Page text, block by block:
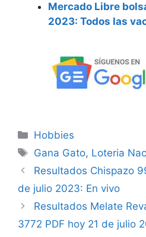
Mercado Libre
2023: Todos las
Categorías
Hobbies
Etiquetas
Gana Gato, Loteria
Resultados Chispazo
de julio 2023: En vivo
Resultados Melate
3772 PDF hoy 21 de julio